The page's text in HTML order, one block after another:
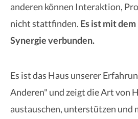
anderen können Interaktion,
nicht stattfinden. Es ist mit
Synergie verbunden.
Es ist das Haus unserer
Anderen" und zeigt die Art von
austauschen, unterstützen und